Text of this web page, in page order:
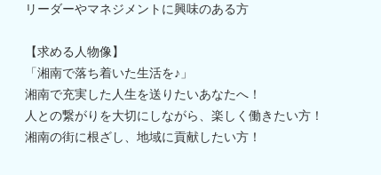
リーダーやマネジメントに興味のある方
【求める人物像】
「湘南で落ち着いた生活を♪」
湘南で充実した人生を送りたいあなたへ！
人との繋がりを大切にしながら、楽しく働きたい方！
湘南の街に根ざし、地域に貢献したい方！